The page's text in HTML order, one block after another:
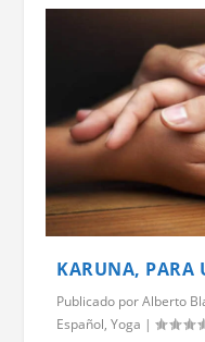
KARUNA, PARA
Publicado porAlberto
Español,Yoga |